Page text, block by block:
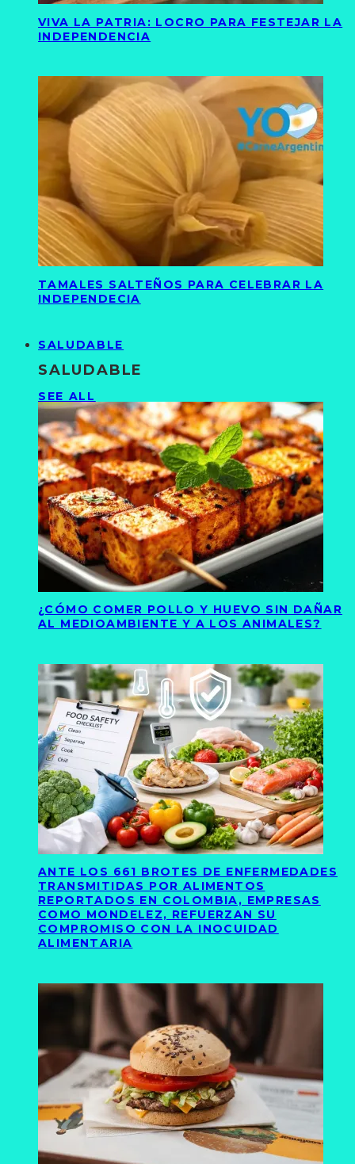
VIVA LA PATRIA: LOCRO PARA FESTEJAR LA
INDEPENDENCIA
TAMALES SALTEÑOS PARA CELEBRAR LA
INDEPENDECIA
SALUDABLE
SALUDABLE
SEE ALL
¿CÓMO COMER POLLO Y HUEVO SIN DAÑAR
AL MEDIOAMBIENTE Y A LOS ANIMALES?
ANTE LOS 661 BROTES DE ENFERMEDADES
TRANSMITIDAS POR ALIMENTOS
REPORTADOS EN COLOMBIA, EMPRESAS
COMO MONDELEZ, REFUERZAN SU
COMPROMISO CON LA INOCUIDAD
ALIMENTARIA